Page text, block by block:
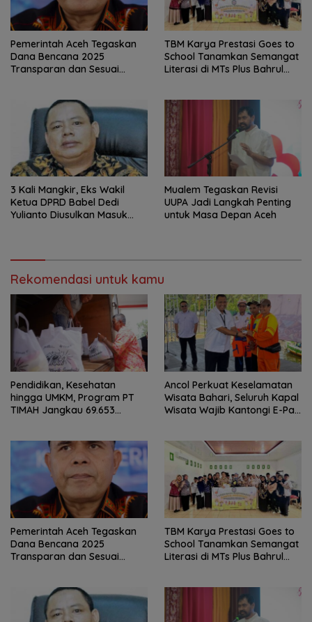
Pemerintah Aceh Tegaskan
Dana Bencana 2025
Transparan dan Sesuai
TBM Karya Prestasi Goes to
School Tanamkan Semangat
Literasi di MTs Plus Bahrul
3 Kali Mangkir, Eks Wakil
Ketua DPRD Babel Dedi
Yulianto Diusulkan Masuk
Mualem Tegaskan Revisi
UUPA Jadi Langkah Penting
untuk Masa Depan Aceh
Rekomendasi untuk kamu
Pendidikan, Kesehatan
hingga UMKM, Program PT
TIMAH Jangkau 69.653
Ancol Perkuat Keselamatan
Wisata Bahari, Seluruh Kapal
Wisata Wajib Kantongi E-Pas
Pemerintah Aceh Tegaskan
Dana Bencana 2025
Transparan dan Sesuai
TBM Karya Prestasi Goes to
School Tanamkan Semangat
Literasi di MTs Plus Bahrul